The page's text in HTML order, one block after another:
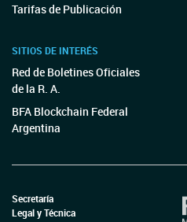
Tarifas de Publicación
SITIOS DE INTERÉS
Red de Boletines Oficiales
de la R. A.
BFA Blockchain Federal
Argentina
Secretaría
Legal y Técnica